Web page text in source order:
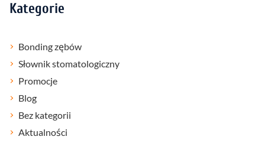
Kategorie
Bonding zębów
Słownik stomatologiczny
Promocje
Blog
Bez kategorii
Aktualności